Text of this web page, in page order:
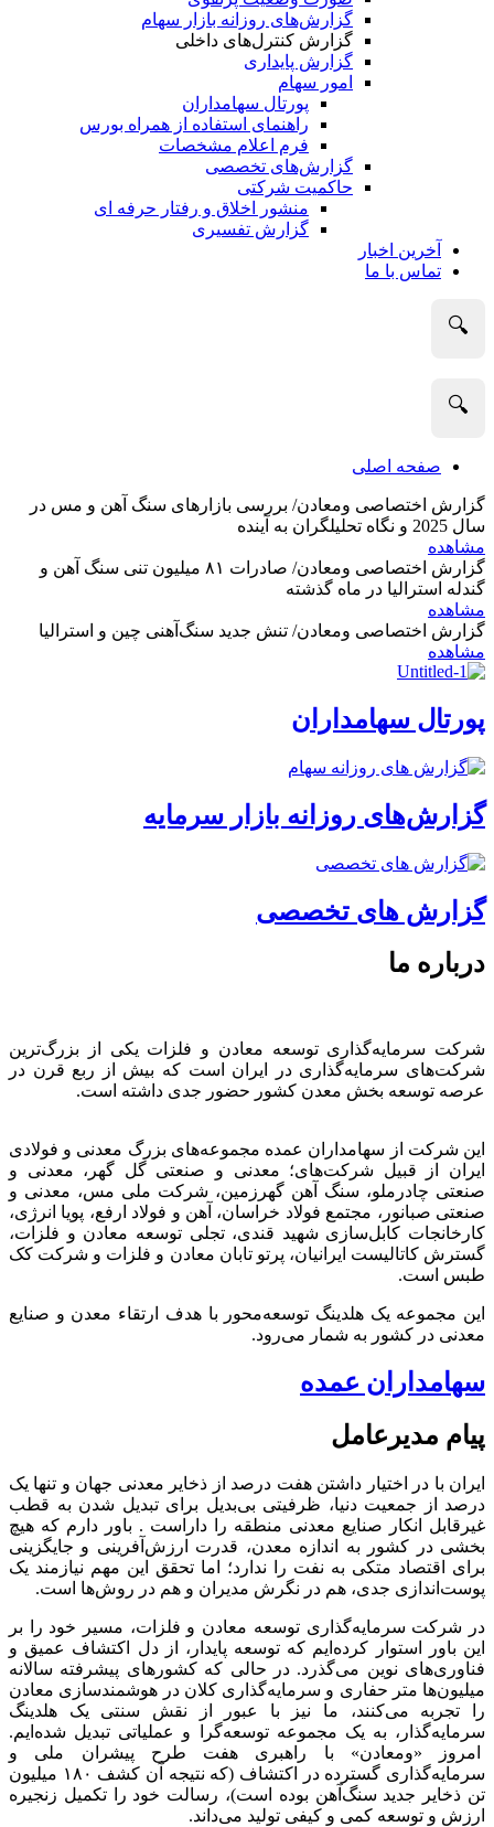
گزارش‌های روزانه بازار سهام
گزارش کنترل‌های داخلی
گزارش پایداری
امور سهام
پورتال سهامداران
راهنمای استفاده از همراه بورس
فرم اعلام مشخصات
گزارش‌های تخصصی
حاکمیت شرکتی
منشور اخلاق و رفتار حرفه­ ای
گزارش تفسیری
آخرین اخبار
تماس با ما
🔍
🔍
صفحه اصلی
گزارش اختصاصی ومعادن/ بررسی بازارهای سنگ آهن و مس در
سال 2025 و نگاه تحلیلگران به آینده
مشاهده
گزارش اختصاصی ومعادن/ صادرات ۸۱ میلیون تنی سنگ آهن و
گندله استرالیا در ماه گذشته
مشاهده
گزارش اختصاصی ومعادن/ تنش جدید سنگ‌آهنی چین و استرالیا
مشاهده
پورتال سهامداران
گزارش‌های روزانه بازار سرمایه
گزارش های تخصصی
درباره ما
شرکت سرمایه‌گذاری توسعه معادن و فلزات یکی از بزرگ‌ترین
شرکت‌های سرمایه‌گذاری در ایران است که بیش از ربع قرن در
عرصه توسعه بخش معدن کشور حضور جدی داشته است.
این شرکت از سهامداران عمده مجموعه‌های بزرگ معدنی و فولادی
ایران از قبیل شرکت‌های؛ معدنی و صنعتی گل گهر، معدنی و
صنعتی چادرملو، سنگ آهن گهرزمین، شرکت ملی مس، معدنی و
صنعتی صبانور، مجتمع فولاد خراسان، آهن و فولاد ارفع، پویا انرژی،
کارخانجات کابل‌سازی شهید قندی، تجلی توسعه معادن و فلزات،
گسترش کاتالیست ایرانیان، پرتو تابان معادن و فلزات و شرکت کک
طبس است.
این مجموعه یک هلدینگ توسعه‌محور با هدف ارتقاء معدن و صنایع
معدنی در کشور به شمار می‌رود.
سهامداران عمده
پیام مدیرعامل
ایران با در اختیار داشتن هفت درصد از ذخایر معدنی جهان و تنها یک
درصد از جمعیت دنیا، ظرفیتی بی‌بدیل برای تبدیل شدن به قطب
غیرقابل انکار صنایع معدنی منطقه را داراست . باور دارم که هیچ
بخشی در کشور به اندازه معدن، قدرت ارزش‌آفرینی و جایگزینی
برای اقتصاد متکی به نفت را ندارد؛ اما تحقق این مهم نیازمند یک
پوست‌اندازی جدی، هم در نگرش مدیران و هم در روش‌ها است.
در شرکت سرمایه‌گذاری توسعه معادن و فلزات، مسیر خود را بر
این باور استوار کرده‌ایم که توسعه پایدار، از دل اکتشاف عمیق و
فناوری‌های نوین می‌گذرد. در حالی که کشورهای پیشرفته سالانه
میلیون‌ها متر حفاری و سرمایه‌گذاری کلان در هوشمندسازی معادن
را تجربه می‌کنند، ما نیز با عبور از نقش سنتی یک هلدینگ
سرمایه‌گذار، به یک مجموعه توسعه‌گرا و عملیاتی تبدیل شده‌ایم.
امروز «ومعادن» با راهبری هفت طرح پیشران ملی و
سرمایه‌گذاری گسترده در اکتشاف (که نتیجه آن کشف ۱۸۰ میلیون
تن ذخایر جدید سنگ‌آهن بوده است)، رسالت خود را تکمیل زنجیره
ارزش و توسعه کمی و کیفی تولید می‌داند.